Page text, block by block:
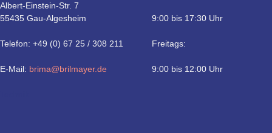
Albert-Einstein-Str. 7
55435 Gau-Algesheim
Telefon: +49 (0) 67 25 / 308 211
E-Mail: brima@brilmayer.de
9:00 bis 17:30 Uhr
Freitags:
9:00 bis 12:00 Uhr